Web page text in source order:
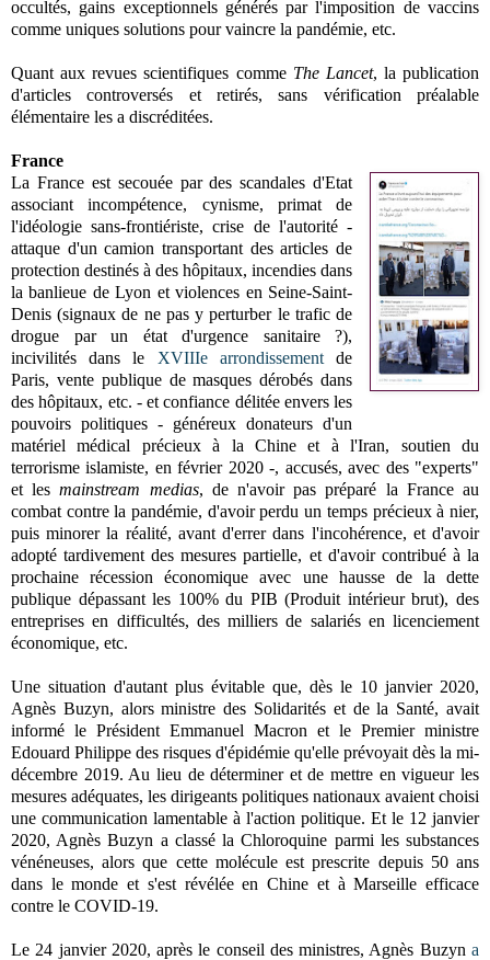
occultés, gains exceptionnels générés par l'imposition de vaccins
comme uniques solutions pour vaincre la pandémie, etc.
Quant aux revues scientifiques comme The Lancet, la publication
d'articles controversés et retirés, sans vérification préalable
élémentaire les a discréditées.
France
La France est secouée par des scandales d'Etat
associant incompétence, cynisme, primat de
l'idéologie sans-frontiériste, crise de l'autorité -
attaque d'un camion transportant des articles de
protection destinés à des hôpitaux, incendies dans
la banlieue de Lyon et violences en Seine-Saint-
Denis (signaux de ne pas y perturber le trafic de
drogue par un état d'urgence sanitaire ?),
incivilités dans le XVIIIe arrondissementde
Paris, vente publique de masques dérobés dans
des hôpitaux, etc. - et confiance délitée envers les
pouvoirs politiques - généreux donateurs d'un
matériel médical précieux à la Chine et à l'Iran, soutien du
terrorisme islamiste, en février 2020 -, accusés, avec des "experts"
et lesmainstream medias, de n'avoir pas préparé la France au
combat contre la pandémie, d'avoir perdu un temps précieux à nier,
puis minorer la réalité, avant d'errer dans l'incohérence, et d'avoir
adopté tardivement des mesures partielle, et d'avoir contribué à la
prochaine récession économique avec une hausse de la dette
publique dépassant les 100% du PIB (Produit intérieur brut), des
entreprises en difficultés, des milliers de salariés en licenciement
économique, etc.
Une situation d'autant plus évitable que, dès le 10 janvier 2020,
Agnès Buzyn, alors ministre des Solidarités et de la Santé, avait
informé le Président Emmanuel Macron et le Premier ministre
Edouard Philippe des risques d'épidémie qu'elle prévoyait dès la mi-
décembre 2019. Au lieu de déterminer et de mettre en vigueur les
mesures adéquates, les dirigeants politiques nationaux avaient choisi
une communication lamentable à l'action politique. Et le 12 janvier
2020, Agnès Buzyn a classéla Chloroquine parmi les substances
vénéneuses, alors que cette molécule est prescrite depuis 50 ans
dans le monde et s'est révélée en Chine et à Marseille efficace
contre le COVID-19.
Le 24 janvier 2020, après le conseil des ministres, Agnès Buzyn a